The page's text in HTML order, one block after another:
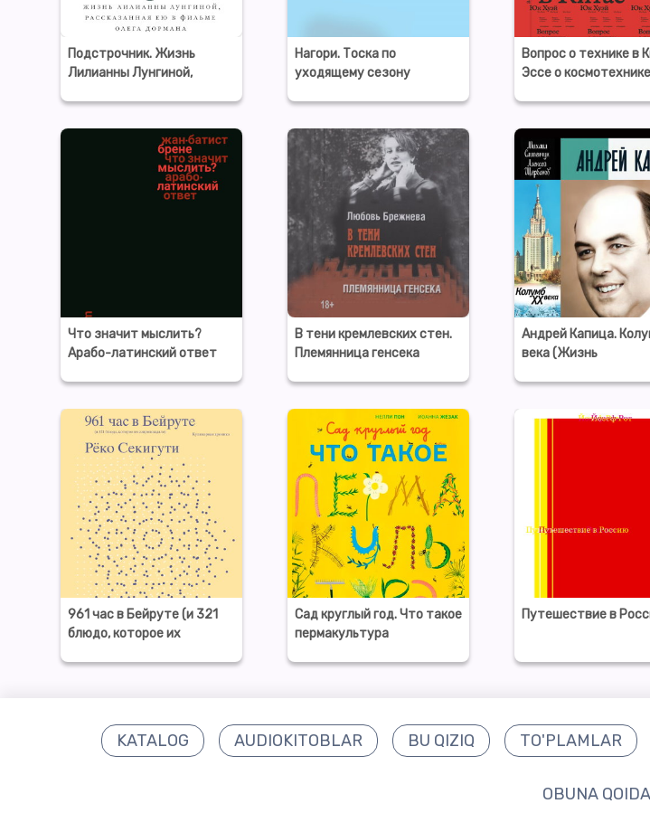
Подстрочник. Жизнь
Лилианны Лунгиной,
Олега Дормана
Нагори. Тоска по
уходящему сезону
Вопрос о технике в
Эссе о космотехнике
Что значит мыслить?
Арабо-латинский ответ
В тени кремлевских стен.
Племянница генсека
Андрей Капица.
века (Жизнь
961 час в Бейруте (и 321
блюдо, которое их
Кулинарная хроника
Сад круглый год. Что такое
пермакультура
Путешествие в
KATALOG AUDIOKITOBLAR BU QIZIQ TO'PLAMLAR
OBUNA